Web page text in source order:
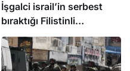
İşgalci israil’in serbest
bıraktığı Filistinli
mahkumları Abbas
yönetimi gözaltına aldı